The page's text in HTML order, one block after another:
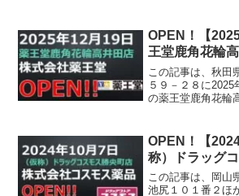
OPEN！【
王堂鹿角花輪
この記事は、秋田
５９－２８に2025
の薬王堂鹿角花輪
OPEN！【
称）ドラッグ
この記事は、岡山
池尻１０１番２ほ